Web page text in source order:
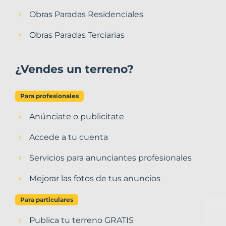
Obras Paradas Residenciales
Obras Paradas Terciarias
¿Vendes un terreno?
Para profesionales
Anúnciate o publicitate
Accede a tu cuenta
Servicios para anunciantes profesionales
Mejorar las fotos de tus anuncios
Para particulares
Publica tu terreno GRATIS